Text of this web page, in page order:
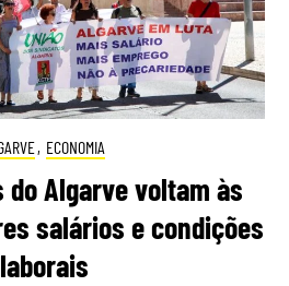
, ECONOMIA
do Algarve voltam às
salários e condições
laborais